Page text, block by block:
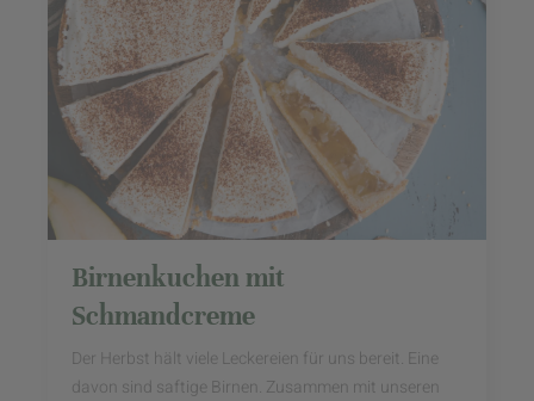
Birnenkuchen mit
Schmandcreme
Der Herbst hält viele Leckereien für uns bereit. Eine
davon sind saftige Birnen. Zusammen mit unseren